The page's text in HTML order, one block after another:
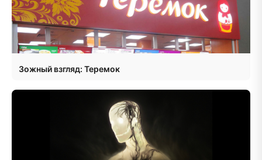
Зожный взгляд: Теремок